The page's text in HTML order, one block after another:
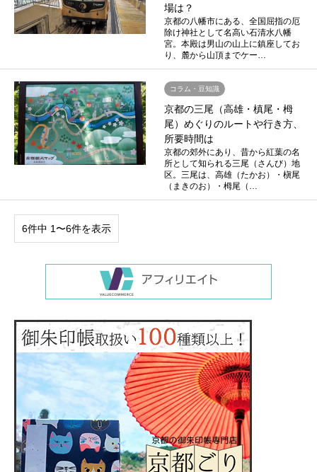
場は？
京都の八幡市にある、全国屈指の厄
除け神社として名高い石清水八幡
宮。本殿は男山の山上に鎮座してお
り、麓から山頂までケー…
コラム・豆知識
京都の三尾（高雄・槙尾・栂
尾）めぐりのルートや行き方、
所要時間は
京都の郊外にあり、昔から紅葉の名
所として知られる三尾（さんび）地
区。三尾は、高雄（たかお）・槇尾
（まきのお）・栂尾（…
6件中 1〜6件を表示